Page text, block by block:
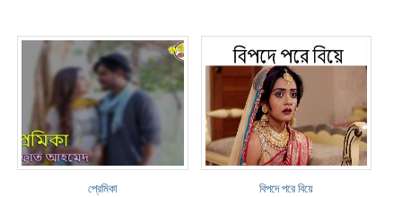
প্রেমিকা বিপদে পরে বিয়ে